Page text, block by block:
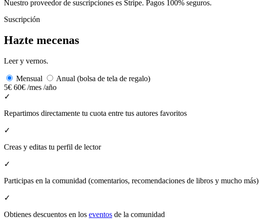
Nuestro proveedor de suscripciones es Stripe. Pagos 100% seguros.
Suscripción
Hazte mecenas
Leer y vernos.
Mensual
Anual (bolsa de tela de regalo)
5€ 60€ /mes /año
✓
Repartimos directamente tu cuota entre tus autores favoritos
✓
Creas y editas tu perfil de lector
✓
Participas en la comunidad (comentarios, recomendaciones de libros y mucho más)
✓
Obtienes descuentos en los eventos de la comunidad